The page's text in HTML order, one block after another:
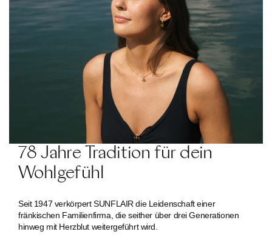
78 Jahre Tradition für dein
Wohlgefühl
Seit 1947 verkörpert SUNFLAIR die Leidenschaft einer
fränkischen Familien­firma, die seither über drei Generationen
hinweg mit Herzblut weitergeführt wird.